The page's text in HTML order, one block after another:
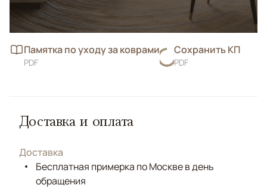
Памятка по уходу за коврами
PDF
Сохранить КП
PDF
Доставка и оплата
Доставка
Бесплатная примерка по Москве в день
обращения